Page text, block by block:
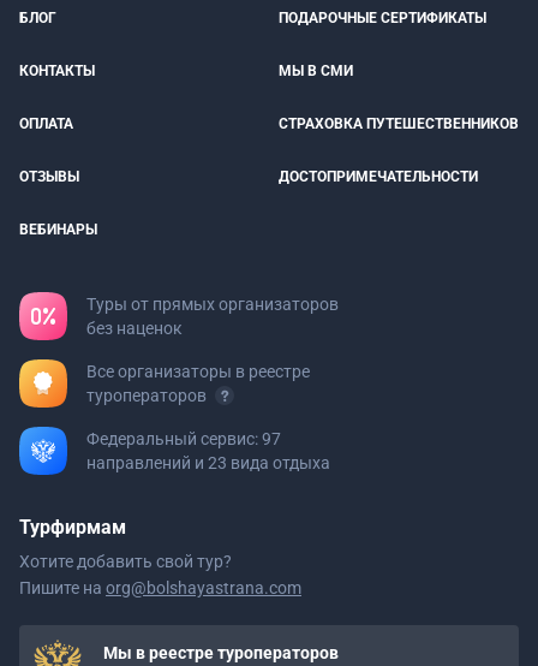
БЛОГ ПОДАРОЧНЫЕ СЕРТИФИКАТЫ
КОНТАКТЫ МЫ В СМИ
ОПЛАТА СТРАХОВКА ПУТЕШЕСТВЕННИКОВ
ОТЗЫВЫ ДОСТОПРИМЕЧАТЕЛЬНОСТИ
ВЕБИНАРЫ
Туры от прямых организаторов
без наценок
Все организаторы в реестре
туроператоров
Федеральный сервис: 97
направлений и 23 вида отдыха
Турфирмам
Хотите добавить свой тур?
Пишите на org@bolshayastrana.com
Мы в реестре туроператоров